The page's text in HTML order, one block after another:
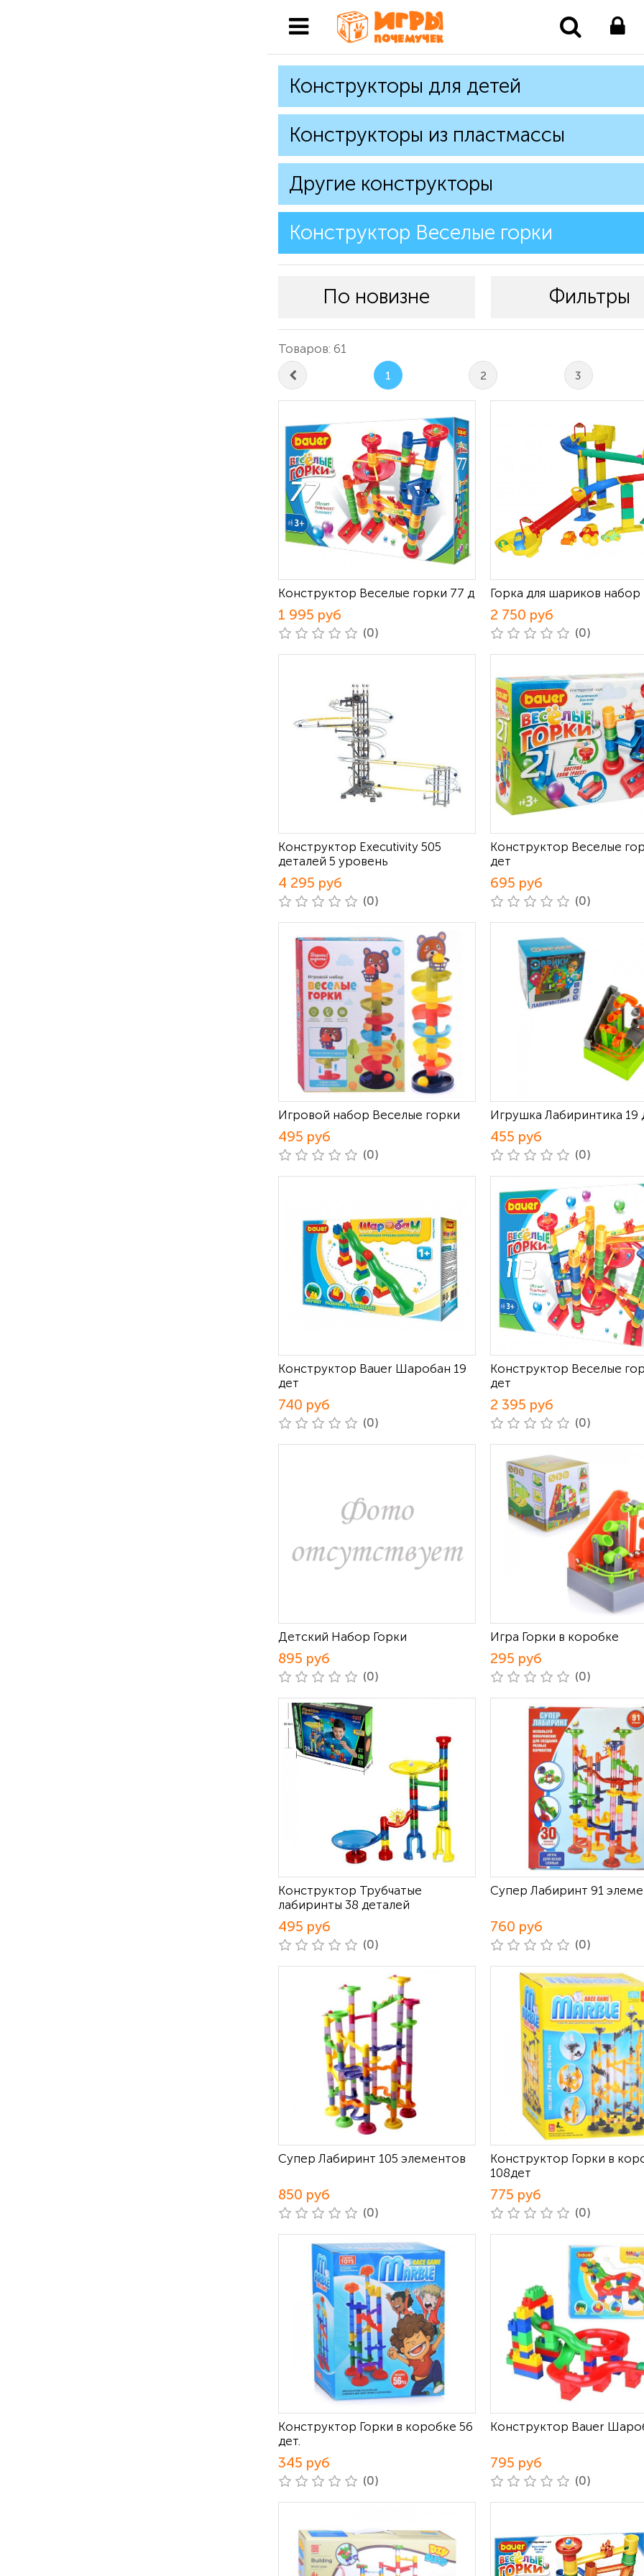
Конструкторы для детей
Конструкторы из пластмассы
Другие конструкторы
Конструктор Веселые горки
По новизне Фильтры
Товаров: 61
1 2 3
Конструктор Веселые горки 77 д
1 995 руб
(0)
Горка для шариков
2 750 руб
(0)
Конструктор Executivity 505
деталей 5 уровень
4 295 руб
(0)
Конструктор Веселые
дет
695 руб
(0)
Игровой набор Веселые горки
495 руб
(0)
Игрушка Лабиринтика 19
455 руб
(0)
Конструктор Bauer Шаробан 19
дет
740 руб
(0)
Конструктор Веселые
дет
2 395 руб
(0)
Детский Набор Горки
895 руб
(0)
Игра Горки в коробке
295 руб
(0)
Конструктор Трубчатые
лабиринты 38 деталей
495 руб
(0)
Супер Лабиринт 91
760 руб
(0)
Супер Лабиринт 105 элементов
850 руб
(0)
Конструктор Горки в
108дет
775 руб
(0)
Конструктор Горки в коробке 56
дет.
345 руб
(0)
Конструктор Bauer
795 руб
(0)